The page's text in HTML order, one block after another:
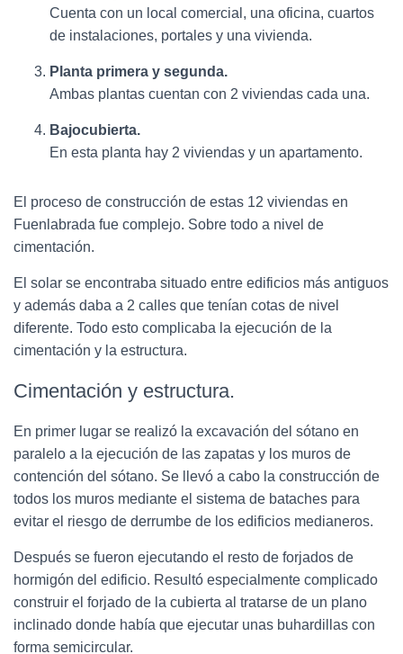
Cuenta con un local comercial, una oficina, cuartos
de instalaciones, portales y una vivienda.
Planta primera y segunda.
Ambas plantas cuentan con 2 viviendas cada una.
Bajocubierta.
En esta planta hay 2 viviendas y un apartamento.
El proceso de construcción de estas 12 viviendas en
Fuenlabrada fue complejo. Sobre todo a nivel de
cimentación.
El solar se encontraba situado entre edificios más antiguos
y además daba a 2 calles que tenían cotas de nivel
diferente. Todo esto complicaba la ejecución de la
cimentación y la estructura.
Cimentación y estructura.
En primer lugar se realizó la excavación del sótano en
paralelo a la ejecución de las zapatas y los muros de
contención del sótano. Se llevó a cabo la construcción de
todos los muros mediante el sistema de bataches para
evitar el riesgo de derrumbe de los edificios medianeros.
Después se fueron ejecutando el resto de forjados de
hormigón del edificio. Resultó especialmente complicado
construir el forjado de la cubierta al tratarse de un plano
inclinado donde había que ejecutar unas buhardillas con
forma semicircular.